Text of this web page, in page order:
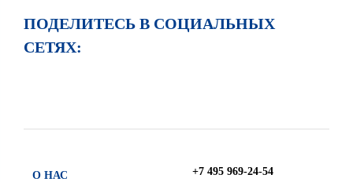
ПОДЕЛИТЕСЬ В СОЦИАЛЬНЫХ
СЕТЯХ:
О НАС
+7 495 969-24-54